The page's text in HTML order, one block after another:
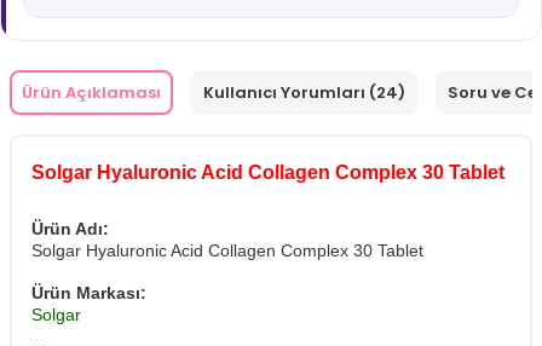
Ürün Açıklaması Kullanıcı Yorumları (24) Soru ve
Solgar Hyaluronic Acid Collagen Complex 30 Tablet
Ürün Adı:
Solgar Hyaluronic Acid Collagen Complex 30 Tablet
Ürün Markası:
Solgar